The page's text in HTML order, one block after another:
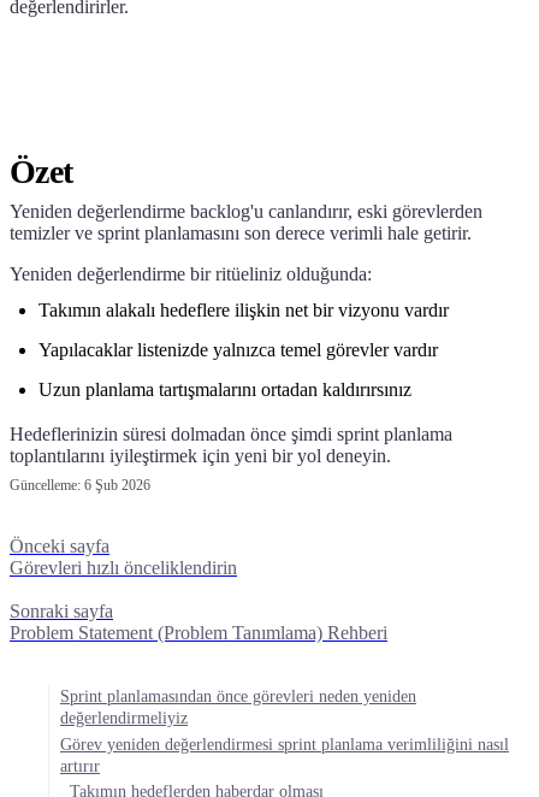
değerlendirirler.
Özet
Yeniden değerlendirme backlog'u canlandırır, eski görevlerden
temizler ve sprint planlamasını son derece verimli hale getirir.
Yeniden değerlendirme bir ritüeliniz olduğunda:
Takımın alakalı hedeflere ilişkin net bir vizyonu vardır
Yapılacaklar listenizde yalnızca temel görevler vardır
Uzun planlama tartışmalarını ortadan kaldırırsınız
Hedeflerinizin süresi dolmadan önce şimdi sprint planlama
toplantılarını iyileştirmek için yeni bir yol deneyin.
Güncelleme: 6 Şub 2026
Önceki sayfa
Görevleri hızlı önceliklendirin
Sonraki sayfa
Problem Statement (Problem Tanımlama) Rehberi
Sprint planlamasından önce görevleri neden yeniden
değerlendirmeliyiz
Görev yeniden değerlendirmesi sprint planlama verimliliğini nasıl
artırır
Takımın hedeflerden haberdar olması